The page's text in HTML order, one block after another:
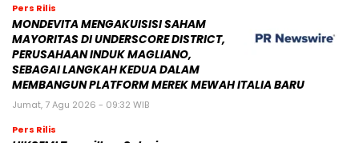
Pers Rilis
MONDEVITA MENGAKUISISI SAHAM
MAYORITAS DI UNDERSCORE DISTRICT,
PERUSAHAAN INDUK MAGLIANO,
SEBAGAI LANGKAH KEDUA DALAM
MEMBANGUN PLATFORM MEREK MEWAH ITALIA BARU
Jumat, 7 Agu 2026 - 09:32 WIB
Pers Rilis